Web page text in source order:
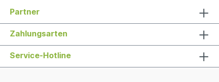
Partner
Zahlungsarten
Service-Hotline